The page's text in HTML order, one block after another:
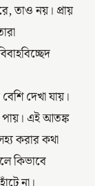
তাও নয়। প্রায়
দেখা যায়।
এই আতঙ্ক
করার কথা
কিভাবে